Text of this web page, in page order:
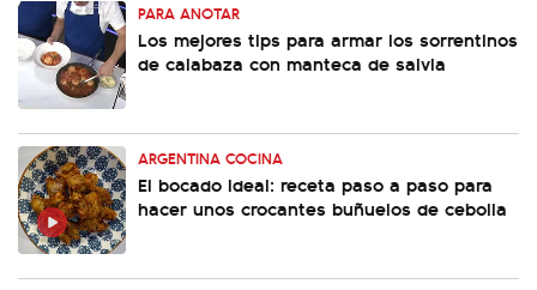
PARA ANOTAR
Los mejores tips para armar los sorrentinos
de calabaza con manteca de salvia
ARGENTINA COCINA
El bocado ideal: receta paso a paso para
hacer unos crocantes buñuelos de cebolla